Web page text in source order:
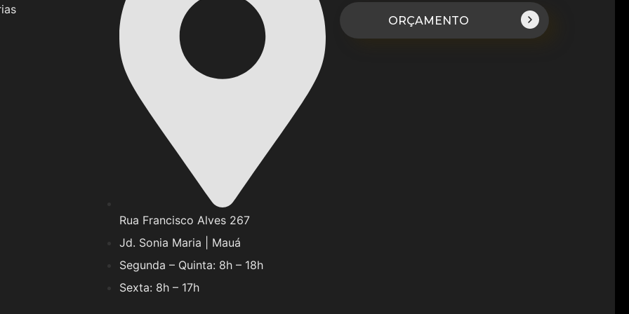
Rua Francisco Alves 267
Jd. Sonia Maria | Mauá
Segunda – Quinta: 8h – 18h
Sexta: 8h – 17h
ORÇAMENTO